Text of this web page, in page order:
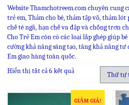
Website Thamchotreem.com chuyên cung
trẻ em, Thảm cho bé, thảm tập võ, thảm
chế té ngã, hạn chế va đập và chống trơn
Cho Trẻ Em còn có các loại lắp ghép giúp
cường khả năng sáng tạo, tăng khả năng
Em giao hàng toàn quốc.
Hiển thị tất cả 6 kết quả
GIẢM GIÁ!